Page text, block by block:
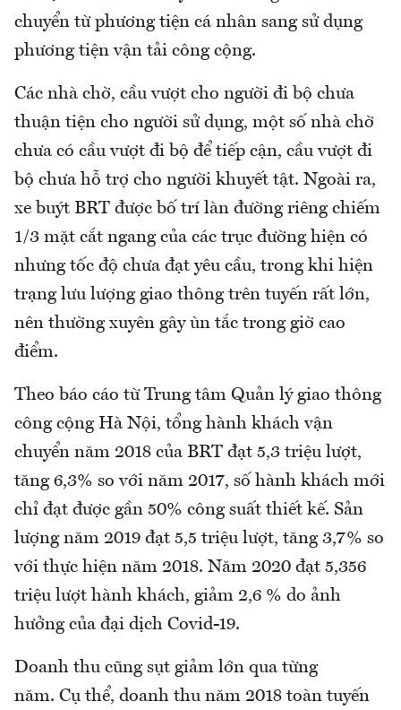
chuyển từ phương tiện cá nhân sang sử dụng
phương tiện vận tải công cộng.
Các nhà chờ, cầu vượt cho người đi bộ chưa
thuận tiện cho người sử dụng, một số nhà chờ
chưa có cầu vượt đi bộ để tiếp cận, cầu vượt đi
bộ chưa hỗ trợ cho người khuyết tật. Ngoài ra,
xe buýt BRT được bố trí làn đường riêng chiếm
1/3 mặt cắt ngang của các trục đường hiện có
nhưng tốc độ chưa đạt yêu cầu, trong khi hiện
trạng lưu lượng giao thông trên tuyến rất lớn,
nên thường xuyên gây ùn tắc trong giờ cao
điểm.
Theo báo cáo từ Trung tâm Quản lý giao thông
công cộng Hà Nội, tổng hành khách vận
chuyển năm 2018 của BRT đạt 5,3 triệu lượt,
tăng 6,3% so với năm 2017, số hành khách mới
chỉ đạt được gần 50% công suất thiết kế. Sản
lượng năm 2019 đạt 5,5 triệu lượt, tăng 3,7% so
với thực hiện năm 2018. Năm 2020 đạt 5,356
triệu lượt hành khách, giảm 2,6 % do ảnh
hưởng của đại dịch Covid-19.
Doanh thu cũng sụt giảm lớn qua từng
năm. Cụ thể, doanh thu năm 2018 toàn tuyến